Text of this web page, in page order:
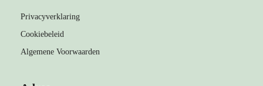
Privacyverklaring
Cookiebeleid
Algemene Voorwaarden